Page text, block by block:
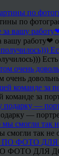
по
вашу работу❤
очень
за
—
смогли так
ФОТО ДЛЯ